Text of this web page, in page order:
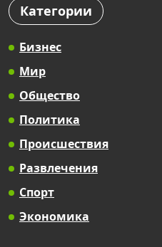
Категории
Бизнес
Мир
Общество
Политика
Происшествия
Развлечения
Спорт
Экономика